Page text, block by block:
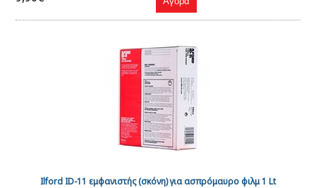
Ilford ID-11 εμφανιστής (σκόνη) για ασπρόμαυρο φιλμ 1 Lt